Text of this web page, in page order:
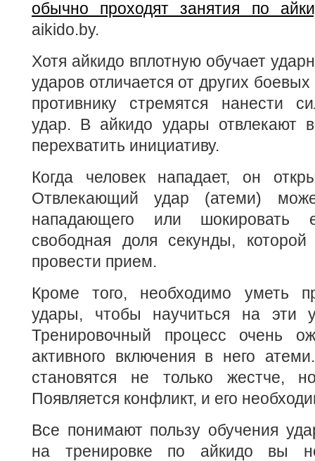
обычно проходят занятия по
aikido.by.
Хотя айкидо вплотную обучает
ударов отличается от других
противнику стремятся нанести
удар. В айкидо удары отвлекают
перехватить инициативу.
Когда человек нападает, он
Отвлекающий удар (атеми)
нападающего или шокировать
свободная доля секунды, которой
провести прием.
Кроме того, необходимо уметь
удары, чтобы научиться на эти
Тренировочный процесс очень
активного включения в него
становятся не только жестче,
Появляется конфликт, и его
Все понимают пользу обучения
на тренировке по айкидо вы